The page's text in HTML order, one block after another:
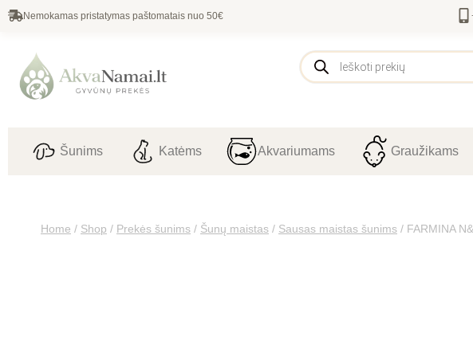
Nemokamas pristatymas paštomatais nuo 50€
Šunims Katėms Akvariumams Graužikams
Home / Shop / Prekės šunims / Šunų maistas / Sausas maistas šunims / FARMINA